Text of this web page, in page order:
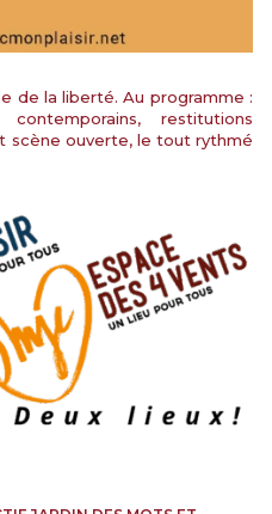
de la liberté. Au programme :
restitutions
scène ouverte, le tout rythmé